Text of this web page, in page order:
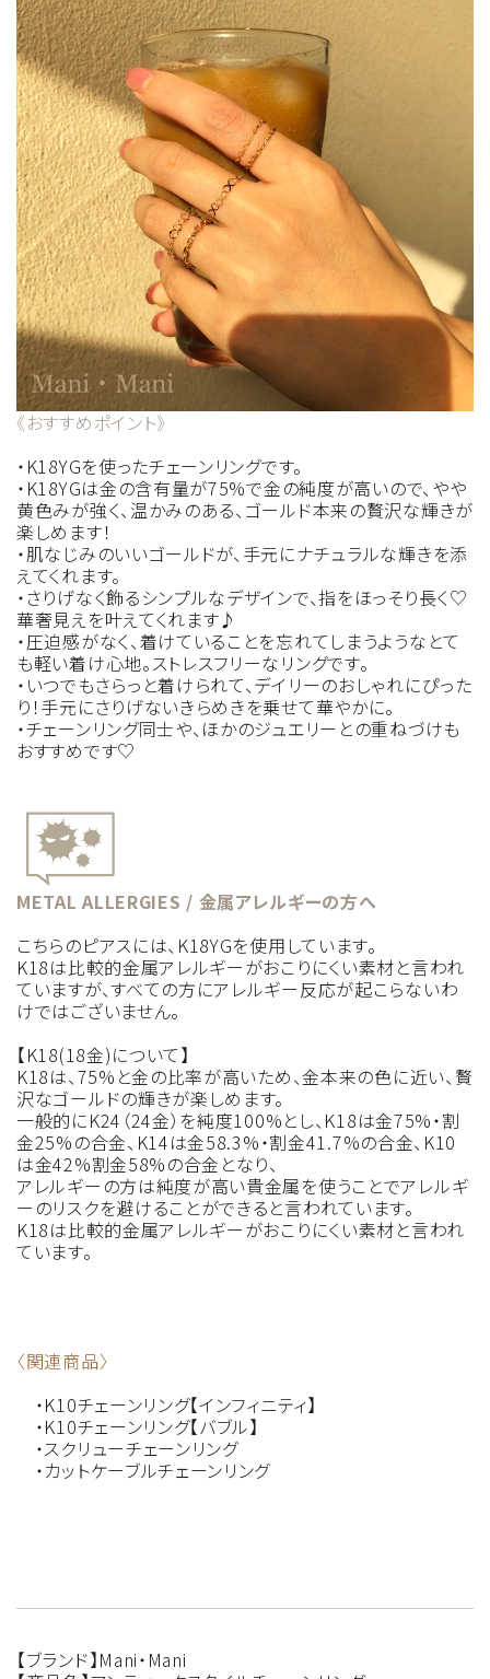
《おすすめポイント》
・K18YGを使ったチェーンリングです。
・K18YGは金の含有量が75%で金の純度が高いので、やや
黄色みが強く、温かみのある、ゴールド本来の贅沢な輝きが
楽しめます！
・肌なじみのいいゴールドが、手元にナチュラルな輝きを添
えてくれます。
・さりげなく飾るシンプルなデザインで、指をほっそり長く♡
華奢見えを叶えてくれます♪
・圧迫感がなく、着けていることを忘れてしまうようなとて
も軽い着け心地。ストレスフリーなリングです。
・いつでもさらっと着けられて、デイリーのおしゃれにぴった
り！手元にさりげないきらめきを乗せて華やかに。
・チェーンリング同士や、ほかのジュエリーとの重ねづけも
おすすめです♡
METAL ALLERGIES / 金属アレルギーの方へ
こちらのピアスには、K18YGを使用しています。
K18は比較的金属アレルギーがおこりにくい素材と言われ
ていますが、すべての方にアレルギー反応が起こらないわ
けではございません。
【K18(18金)について】
K18は、75%と金の比率が高いため、金本来の色に近い、贅
沢なゴールドの輝きが楽しめます。
一般的にK24（24金）を純度100%とし、K18は金75%・割
金25%の合金、K14は金58.3%・割金41.7%の合金、K10
は金42%割金58%の合金となり、
アレルギーの方は純度が高い貴金属を使うことでアレルギ
ーのリスクを避けることができると言われています。
K18は比較的金属アレルギーがおこりにくい素材と言われ
ています。
〈関連商品〉
・K10チェーンリング【インフィニティ】
・K10チェーンリング【バブル】
・スクリューチェーンリング
・カットケーブルチェーンリング
【ブランド】Mani・Mani